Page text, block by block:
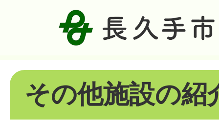
その他施設の紹